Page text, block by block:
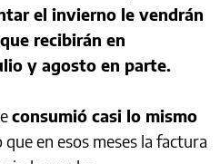
el invierno le vendrán
recibirán en
y agosto en parte.
consumió casi lo mismo
que en esos meses la factura